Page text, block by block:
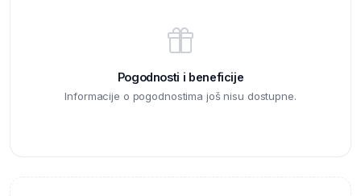
Pogodnosti i beneficije
Informacije o pogodnostima još nisu dostupne.